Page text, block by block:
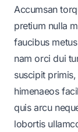
Accumsan
pretium nulla
faucibus
nam orci dui
suscipit
himenaeos
quis arcu
lobortis